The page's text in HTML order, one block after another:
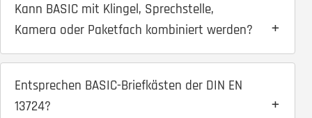
Kann BASIC mit Klingel, Sprechstelle,
Kamera oder Paketfach kombiniert werden?
Entsprechen BASIC-Briefkästen der DIN EN
13724?